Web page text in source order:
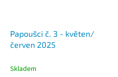
Papoušci č. 3 - květen/
červen 2025
Skladem